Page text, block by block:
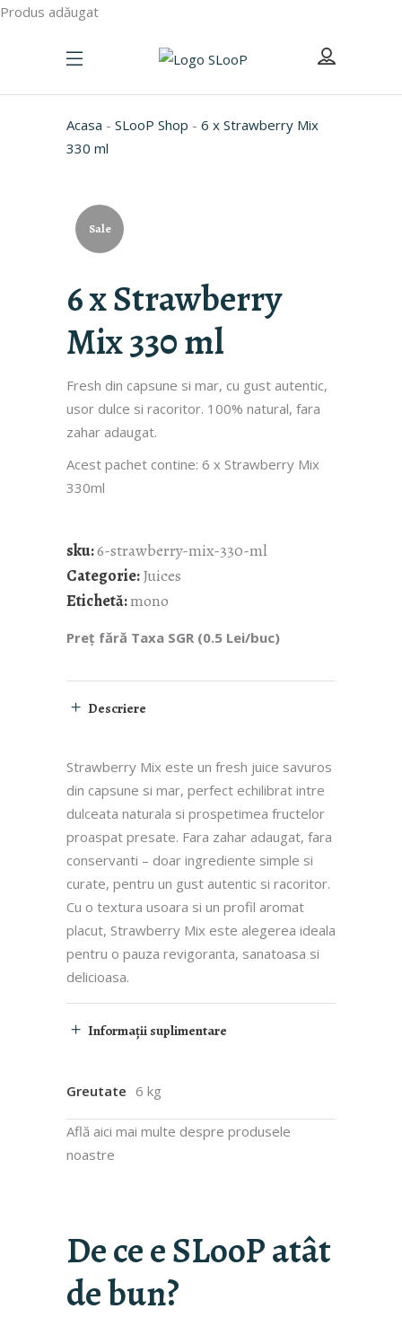
Produs adăugat
Acasa - SLooP Shop - 6 x Strawberry Mix
330 ml
Sale
6 x Strawberry
Mix 330 ml
Fresh din capsune si mar, cu gust autentic,
usor dulce si racoritor. 100% natural, fara
zahar adaugat.
Acest pachet contine: 6 x Strawberry Mix
330ml
sku:6-strawberry-mix-330-ml
Categorie:Juices
Etichetă:mono
Preț fără Taxa SGR (0.5 Lei/buc)
Descriere
Strawberry Mix este un fresh juice savuros
din capsune si mar, perfect echilibrat intre
dulceata naturala si prospetimea fructelor
proaspat presate. Fara zahar adaugat, fara
conservanti – doar ingrediente simple si
curate, pentru un gust autentic si racoritor.
Cu o textura usoara si un profil aromat
placut, Strawberry Mix este alegerea ideala
pentru o pauza revigoranta, sanatoasa si
delicioasa.
Informații suplimentare
Greutate 6 kg
Află aici mai multe despre produsele
noastre
De ce e SLooP atât
de bun?